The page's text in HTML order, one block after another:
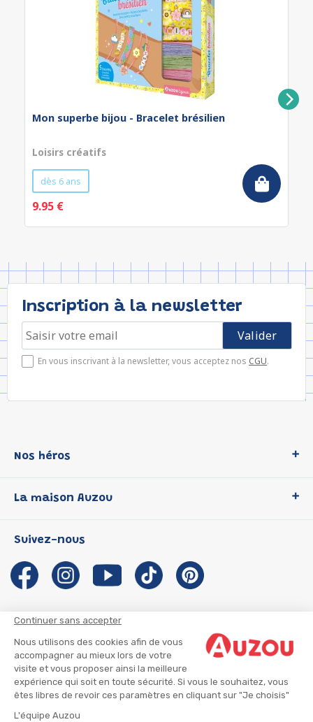
Continuer sans accepter
Nous utilisons des cookies afin de vous
accompagner au mieux lors de votre
visite et vous proposer ainsi la meilleure
expérience qui soit en toute sécurité. Si vous le souhaitez, vous
êtes libres de revoir ces paramètres en cliquant sur "Je choisis"
L'équipe Auzou
Mon superbe bijou - Bracelet brésilien
Loisirs créatifs
dès 6 ans
9.95 €
Inscription à la newsletter
En vous inscrivant à la newsletter, vous acceptez nos CGU.
Nos héros
P'tit Loup
Les Influenceuses
Migali
Petite Taupe
La maison Auzou
Notre histoire
Auzou s'engage
Auteurs et illustrateurs Auzou
Suivre mon colis
Infos consommateur
Suivez-nous
CGU
CGV
Mentions légales